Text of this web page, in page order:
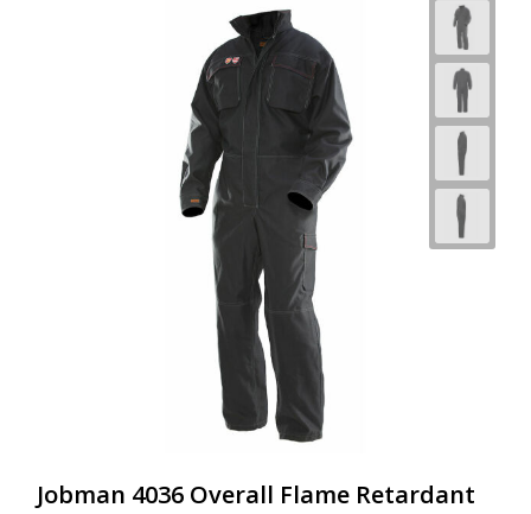
Jobman 4036 Overall Flame Retardant